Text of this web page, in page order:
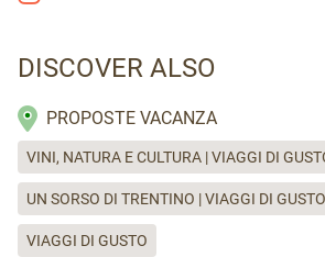
DISCOVER ALSO
PROPOSTE VACANZA
VINI, NATURA E CULTURA | VIAGGI DI
UN SORSO DI TRENTINO | VIAGGI DI GUSTO
VIAGGI DI GUSTO